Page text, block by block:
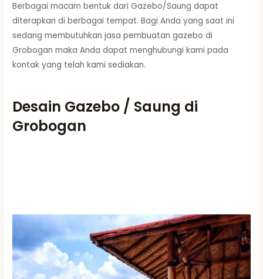
Berbagai macam bentuk dari Gazebo/Saung dapat
diterapkan di berbagai tempat. Bagi Anda yang saat ini
sedang membutuhkan jasa pembuatan gazebo di
Grobogan maka Anda dapat menghubungi kami pada
kontak yang telah kami sediakan.
Desain Gazebo / Saung di
Grobogan